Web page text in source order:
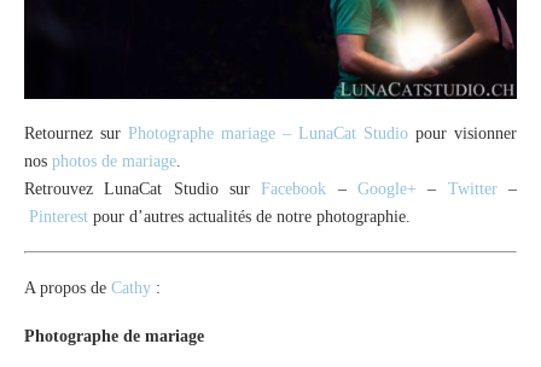
Retournez sur Photographe mariage – LunaCat Studio pour visionner
nos photos de mariage
Retrouvez LunaCat Studio surFacebook –Google+ – Twitter–
Pinterest pour d’autres actualités de notre photographie.
A propos de Cathy :
Photographe de mariage